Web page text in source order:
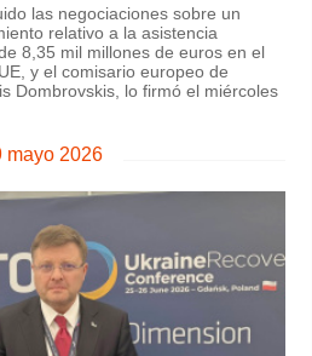
las negociaciones sobre un
relativo a la asistencia
8,35 mil millones de euros en el
y el comisario europeo de
Dombrovskis, lo firmó el miércoles
mayo 2026